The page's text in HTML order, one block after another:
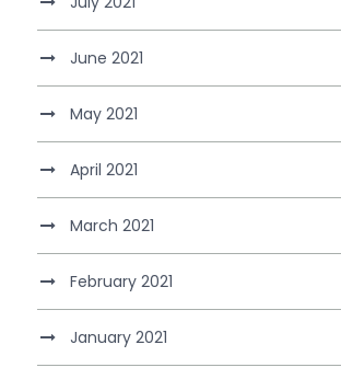
June 2021
May 2021
April 2021
March 2021
February 2021
January 2021